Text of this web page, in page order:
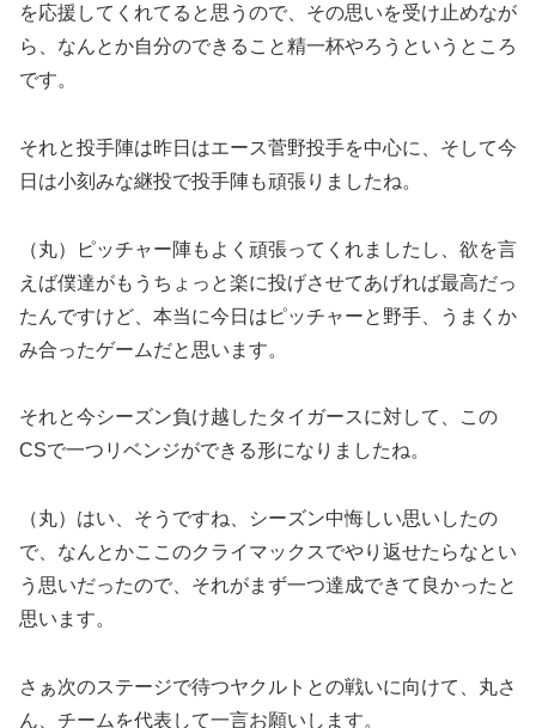
を応援してくれてると思うので、その思いを受け止めなが
ら、なんとか自分のできること精一杯やろうというところ
です。
それと投手陣は昨日はエース菅野投手を中心に、そして今
日は小刻みな継投で投手陣も頑張りましたね。
（丸）ピッチャー陣もよく頑張ってくれましたし、欲を言
えば僕達がもうちょっと楽に投げさせてあげれば最高だっ
たんですけど、本当に今日はピッチャーと野手、うまくか
み合ったゲームだと思います。
それと今シーズン負け越したタイガースに対して、この
CSで一つリベンジができる形になりましたね。
（丸）はい、そうですね、シーズン中悔しい思いしたの
で、なんとかここのクライマックスでやり返せたらなとい
う思いだったので、それがまず一つ達成できて良かったと
思います。
さぁ次のステージで待つヤクルトとの戦いに向けて、丸さ
ん、チームを代表して一言お願いします。